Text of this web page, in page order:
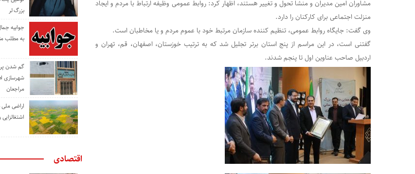
مشاوران امین مدیران و منشا تحول و تغییر هستند، اظهار کرد: روابط عمومی‌ وظیفه ارتباط با مردم و ایجاد
منزلت اجتماعی برای کارکنان را دارد.
وی گفت: جایگاه روابط عمومی، تنظیم کننده سازمان مرتبط خود با عموم مردم و یا مخاطبان است.
گفتنی است، در این مراسم از پنج استان برتر تجلیل شد که به ترتیب خوزستان، اصفهان، قم، تهران و
اردبیل صاحب عناوین اول تا پنجم شدند.
بزرگ لر
جوابیه
به مطلب
گم شدن
شهرسازی
مراجعان
اراضی
اقتصادی